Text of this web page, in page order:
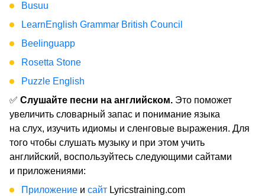
Busuu
LearnEnglish Grammar British Council
Beelinguapp
Rosetta Stone
Puzzle English
✅ Слушайте песни на английском. Это поможет
увеличить словарный запас и понимание языка
на слух, изучить идиомы и сленговые выражения. Для
того чтобы слушать музыку и при этом учить
английский, воспользуйтесь следующими сайтами
и приложениями:
Приложение и сайт Lyricstraining.com